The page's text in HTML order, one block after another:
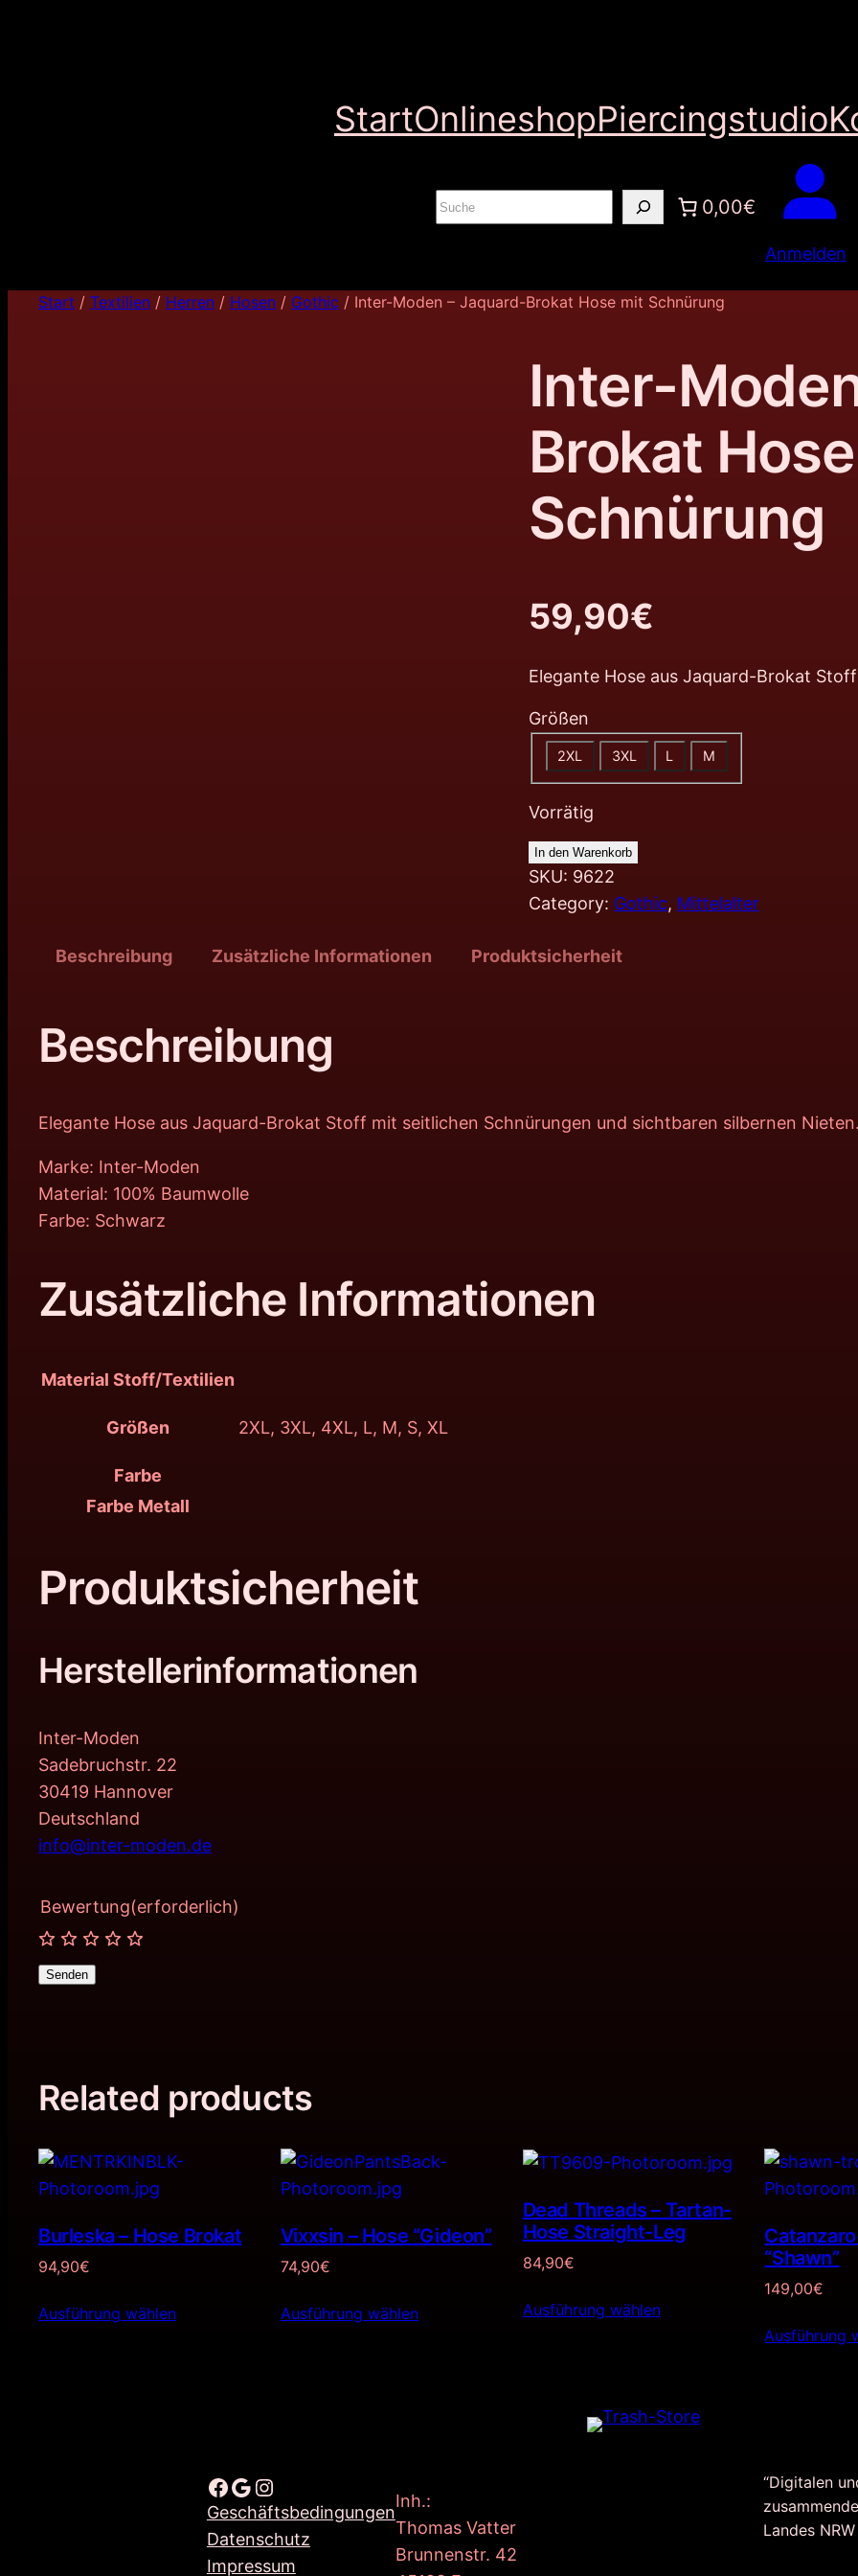
StartOnlineshopPiercingstudio
S
u
e
0,00€
Anmelden
Start / Textilien / Herren / Hosen / Gothic / Inter-Moden – Jaquard-Brokat Hose mit Schnürung
Inter-
Brokat
Schnürung
59,90€
Elegante Hose aus Jaquard-Brokat Stoff
Größen
2XL 3XL L M
Vorrätig
In den Warenkorb
SKU: 9622
Category: Gothic, Mittelalter
Beschreibung Zusätzliche Informationen Produktsicherheit
Beschreibung
Elegante Hose aus Jaquard-Brokat Stoff mit seitlichen Schnürungen und sichtbaren silbernen
Marke: Inter-Moden
Material: 100% Baumwolle
Farbe: Schwarz
Zusätzliche Informationen
Material Stoff/Textilien
Größen 2XL, 3XL, 4XL, L, M, S, XL
Farbe
Farbe Metall
Produktsicherheit
Herstellerinformationen
Inter-Moden
Sadebruchstr. 22
30419 Hannover
Deutschland
info@inter-moden.de
Bewertung(erforderlich)
Senden
Related products
Burleska – Hose Brokat
94,90€
Ausführung wählen
Vixxsin – Hose “Gideon”
74,90€
Ausführung wählen
Dead Threads – Tartan-
Hose Straight-Leg
84,90€
Ausführung wählen
“Shawn”
149,00€
Ausführung
Facebook Google Instagram
Geschäftsbedingungen
Datenschutz
Impressum
Inh.:
Thomas Vatter
Brunnenstr. 42
“Digitalen
Landes NRW